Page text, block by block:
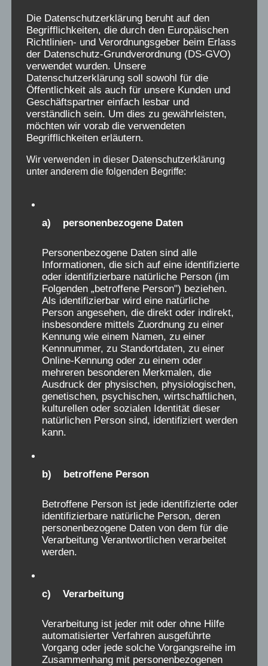
Seit 2019 erstmalig tausende von Menschen
ihre traumatischen Erlebnisse öffentlich
gemacht haben, gab es keinen Sturm der
Entrüstung von ebenso vielen Menschen, die
es anders erlebt hatten, stattdessen brach
eine Lawine von verzweifelten, schmerzhaften
und angsterregenden, oft das ganze Leben
bestimmenden schlimmen Erinnerungen sich
Bahn, und nur sehr selten meldeten sich
Verschickung. Diese wenigen positiven
Erinnerungen von Menschen an
den vielen Tausenden, die es traumatisch
empfanden. Sie dürfen nicht dazu benutzt
werden, diejenigen Erlebnisse zu relativieren,
die von Leid berichten. Das passiert aber
dadurch, wenn in einer Austellung über das
Verschickungsleid 5 negative Erinnerungen,
gegen 5 positive Erinnerungen gestellt werden,
was suggeriert, dass das Verhältnis sozusagen
„ausgeglichen“ war. Das bedient das alte
Narrativ, was uns aus den Werbebroschüren
der 60er – 80er Jahre entgegenschallt. Was
seither herausgefunden wurde, ist aber etwas
Gründen, sehr oft und über zahlreiche
traumatisierend. Jede schlimmen Erinnerung
daran muss ernst genommen und ihr muss
nachgegangen werden. Nicht im Kind liegt der
aus einem schwierigen Elternhaus kam,
sondern in den speziellen Bedingungen des
Strafbücher, Unterbesetzungs- und
Überbelegungszahlen, Information über die
Ausbeutung der Mitarbeiter,
Die Datenschutzerklärung beruht auf den
Begrifflichkeiten, die durch den Europäischen
Richtlinien- und Verordnungsgeber beim Erlass
der Datenschutz-Grundverordnung (DS-GVO)
verwendet wurden. Unsere
Datenschutzerklärung soll sowohl für die
Öffentlichkeit als auch für unsere Kunden und
Geschäftspartner einfach lesbar und
verständlich sein. Um dies zu gewährleisten,
möchten wir vorab die verwendeten
Begrifflichkeiten erläutern.
Wir verwenden in dieser Datenschutzerklärung
unter anderem die folgenden Begriffe:
a) personenbezogene Daten
Personenbezogene Daten sind alle
Informationen, die sich auf eine identifizierte
oder identifizierbare natürliche Person (im
Folgenden „betroffene Person") beziehen.
Als identifizierbar wird eine natürliche
Person angesehen, die direkt oder indirekt,
insbesondere mittels Zuordnung zu einer
Kennung wie einem Namen, zu einer
Kennnummer, zu Standortdaten, zu einer
Online-Kennung oder zu einem oder
mehreren besonderen Merkmalen, die
Ausdruck der physischen, physiologischen,
genetischen, psychischen, wirtschaftlichen,
kulturellen oder sozialen Identität dieser
natürlichen Person sind, identifiziert werden
kann.
b) betroffene Person
Betroffene Person ist jede identifizierte oder
identifizierbare natürliche Person, deren
personenbezogene Daten von dem für die
Verarbeitung Verantwortlichen verarbeitet
werden.
c) Verarbeitung
Verarbeitung ist jeder mit oder ohne Hilfe
automatisierter Verfahren ausgeführte
Vorgang oder jede solche Vorgangsreihe im
Zusammenhang mit personenbezogenen